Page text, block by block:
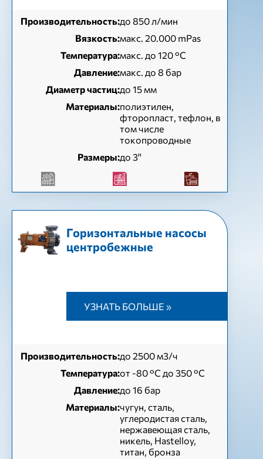
Производительность:до 850 л/мин
Вязкость:макс. 20.000 mPas
Температура:макс. до 120 °С
Давление:макс. до 8 бар
Диаметр частиц:до 15 мм
Материалы:полиэтилен,
фторопласт, тефлон, в
том числе
токопроводные
Размеры:до 3''
Горизонтальные насосы
центробежные
УЗНАТЬ БОЛЬШЕ »
Производительность:до 2500 м3/ч
Температура:от -80 °C до 350 °C
Давление:до 16 бар
Материалы:чугун, сталь,
углеродистая сталь,
нержавеющая сталь,
никель, Hastelloy,
титан, бронза